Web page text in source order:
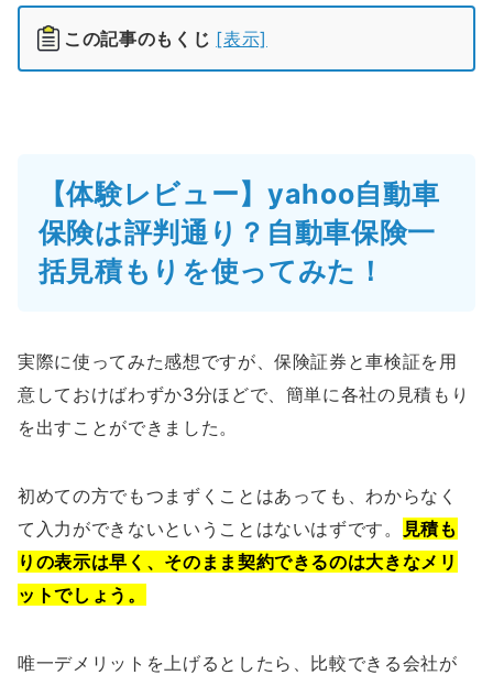
この記事のもくじ [表示]
【体験レビュー】yahoo自動車
保険は評判通り？自動車保険一
括見積もりを使ってみた！
実際に使ってみた感想ですが、保険証券と車検証を用
意しておけばわずか3分ほどで、簡単に各社の見積もり
を出すことができました。
初めての方でもつまずくことはあっても、わからなく
て入力ができないということはないはずです。
見積も
りの表示は早く、そのまま契約できるのは大きなメリ
ットでしょう。
唯一デメリットを上げるとしたら、比較できる会社が